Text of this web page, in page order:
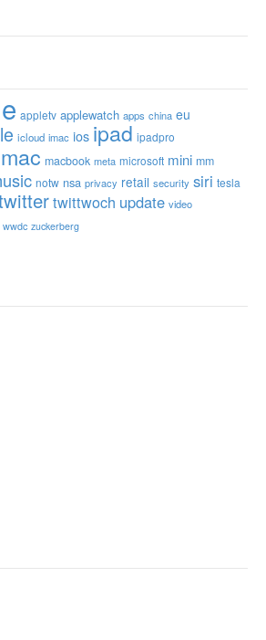
appletv applewatch apps china eu
icloud imac ios ipad ipadpro
mac macbook meta microsoft mini mm
notw nsa privacy retail security siri tesla
twittwoch update video
wwdc zuckerberg